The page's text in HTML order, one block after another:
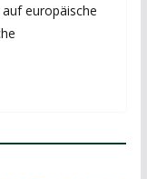
europäische